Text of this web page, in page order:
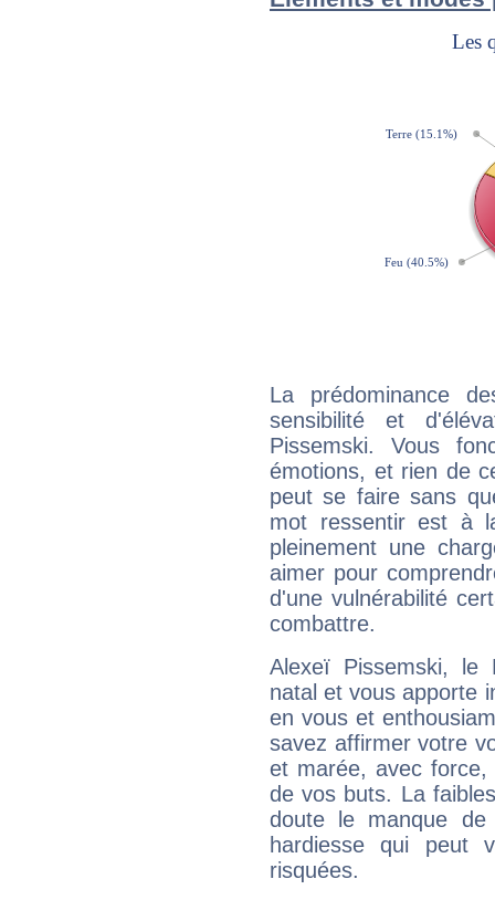
La prédominance
sensibilité et
Pissemski. Vous
émotions, et rien de
peut se faire sans
mot ressentir est à
pleinement une
aimer pour
d'une vulnérabilité
combattre.
Alexeï Pissemski, le
natal et vous apporte
en vous et
savez affirmer votre
et marée, avec
de vos buts. La
doute le manque
hardiesse qui peut
risquées.